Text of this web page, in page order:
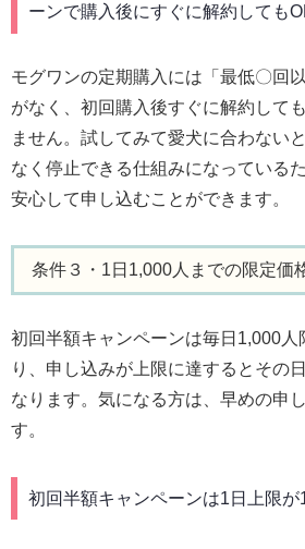
ーンで購入後にすぐに解約しても
モグワンの定期購入には「最低〇回
がなく、初回購入後すぐに解約して
ません。試してみて愛犬に合わない
なく停止できる仕組みになっている
安心して申し込むことができます。
条件３・1日1,000人までの限定価
初回半額キャンペーンは毎日1,000人
り、申し込みが上限に達するとその
なります。気になる方は、早めの申
す。
初回半額キャンペーンは1日上限が